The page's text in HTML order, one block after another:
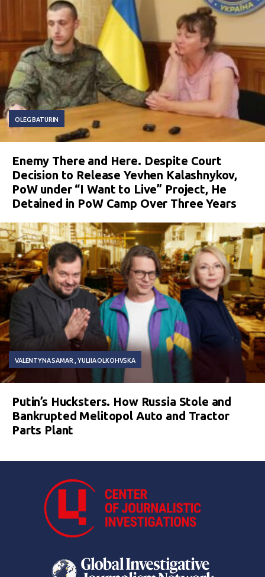
OLEG BATURIN
Enemy There and Here. Despite Court
Decision to Release Yevhen Kalashnykov,
PoW under “I Want to Live” Project, He
Detained in PoW Camp Over Three Years
VALENTYNA SAMAR YULIIA OLKOHVSKA
Putin’s Hucksters. How Russia Stole and
Bankrupted Melitopol Auto and Tractor
Parts Plant